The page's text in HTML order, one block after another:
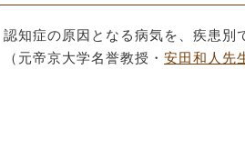
認知症の原因となる病気を、疾患別
（元帝京大学名誉教授・ 安田和人先